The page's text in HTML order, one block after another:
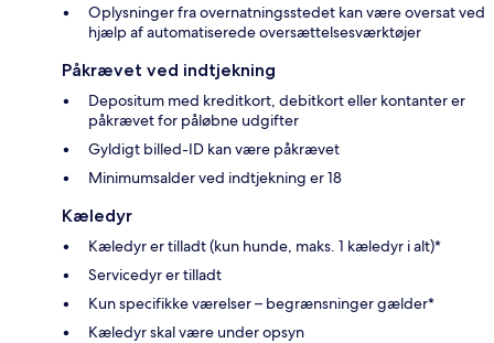
Oplysninger fra overnatningsstedet kan være oversat ved
hjælp af automatiserede oversættelsesværktøjer
Påkrævet ved indtjekning
Depositum med kreditkort, debitkort eller kontanter er
påkrævet for påløbne udgifter
Gyldigt billed-ID kan være påkrævet
Minimumsalder ved indtjekning er 18
Kæledyr
Kæledyr er tilladt (kun hunde, maks. 1 kæledyr i alt)*
Servicedyr er tilladt
Kun specifikke værelser – begrænsninger gælder*
Kæledyr skal være under opsyn